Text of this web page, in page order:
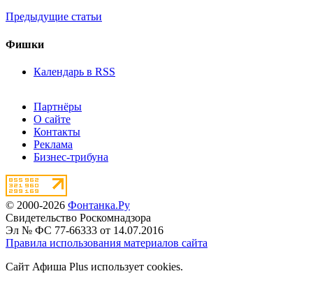
Предыдущие статьи
Фишки
Календарь в RSS
Партнёры
О сайте
Контакты
Реклама
Бизнес-трибуна
© 2000-2026 Фонтанка.Ру
Свидетельство Роскомнадзора
Эл № ФС 77-66333 от 14.07.2016
Правила использования материалов сайта
Сайт Афиша Plus использует cookies.